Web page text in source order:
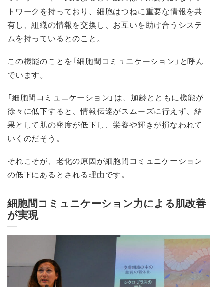
トワークを持っており、細胞はつねに重要な情報を共
有し、組織の情報を交換し、お互いを助け合うシステ
ムを持っているとのこと。
この機能のことを「細胞間コミュニケーション」と呼ん
でいます。
「細胞間コミュニケーション」は、加齢とともに機能が
徐々に低下すると、情報伝達がスムーズに行えず、結
果として肌の密度が低下し、栄養や輝きが損なわれて
いくのだそう。
それこそが、老化の原因が細胞間コミュニケーション
の低下にあるとされる理由です。
細胞間コミュニケーション力による肌改善
が実現